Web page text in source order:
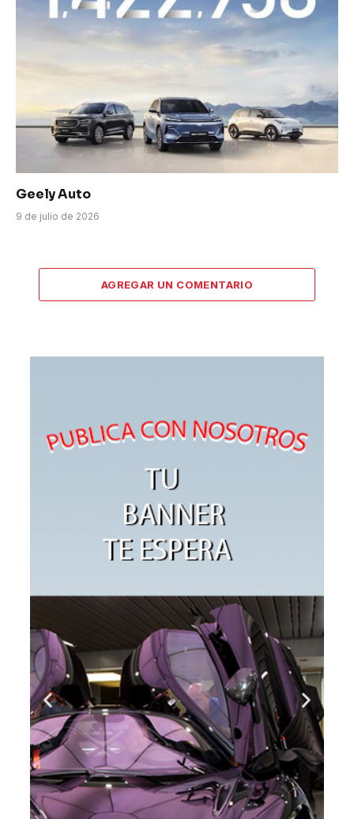
Geely Auto
9 de julio de 2026
AGREGAR UN COMENTARIO